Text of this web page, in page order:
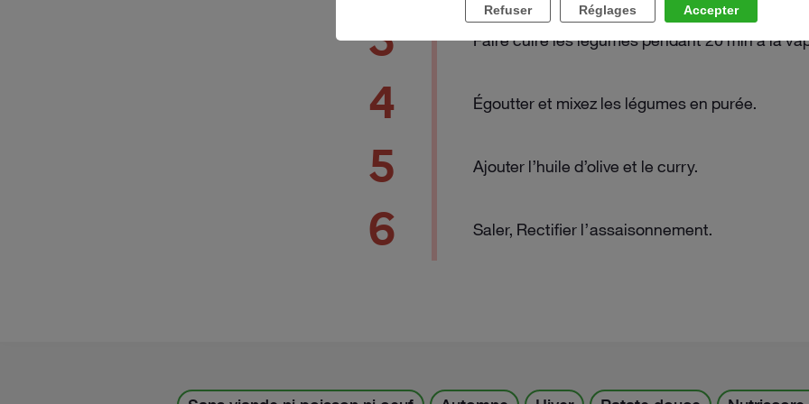
3 Faire cuire les légumes pendant 20 min à la
4 Égoutter et mixez les légumes en purée.
5 Ajouter l’huile d’olive et le curry.
6 Saler, Rectifier l’assaisonnement.
DÉSACTIVER LES NOTIFICATIONS
JE DÉSACTIVE LES NOTIFICATIONS
Refuser Réglages Accepter